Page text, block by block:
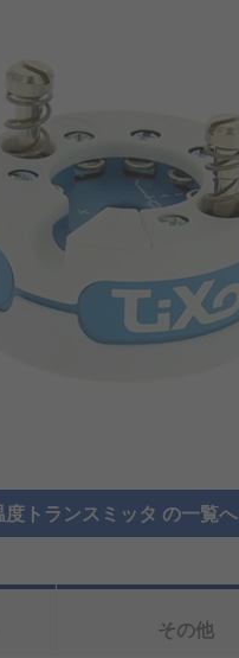
トランスミッタ の一覧へ
その他